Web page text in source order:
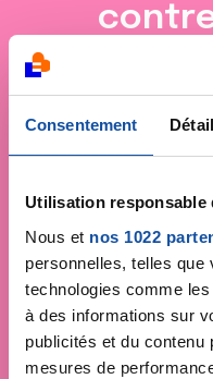
Consentement
Utilisation responsable
Nous et nos 1022
personnelles, telles que
technologies comme
à des informations sur
publicités et du contenu
mesures de